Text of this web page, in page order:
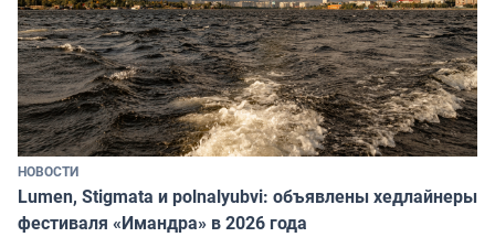
НОВОСТИ
Lumen, Stigmata и polnalyubvi: объявлены хедлайнеры
фестиваля «Имандра» в 2026 года